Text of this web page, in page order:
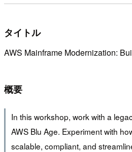
タイトル
AWS Mainframe Modernization:
概要
In this workshop, work with a
AWS Blu Age. Experiment with
scalable, compliant, and